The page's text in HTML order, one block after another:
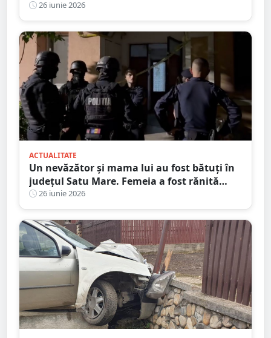
șanț26 iunie 2026
ACTUALITATE
Un nevăzător și mama lui au fost bătuți în
județul Satu Mare. Femeia a fost rănită
grav26 iunie 2026